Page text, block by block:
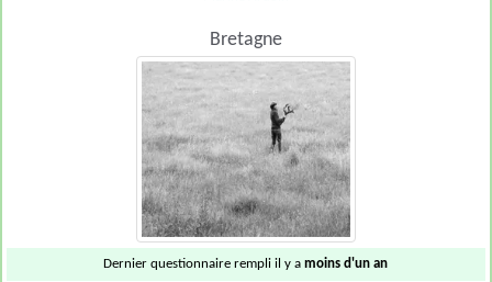
Bretagne
Dernier questionnaire rempli il y amoins d'un an